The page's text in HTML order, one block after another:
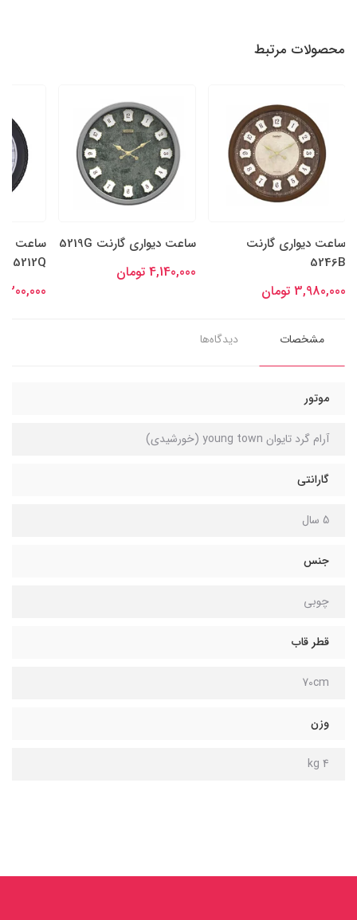
محصولات مرتبط
ساعت دیواری گارنت
5246B
3,980,000 تومان
ساعت دیواری گارنت 5219G
4,140,000 تومان
ساعت
5212Q
3,200,000
مشخصات دیدگاه‌ها
موتور
آرام گرد تایوان young town (خورشیدی)
گارانتی
5 سال
جنس
چوبی
قطر قاب
70cm
وزن
4 kg